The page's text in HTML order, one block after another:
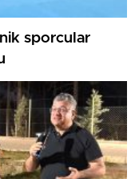
sporcular